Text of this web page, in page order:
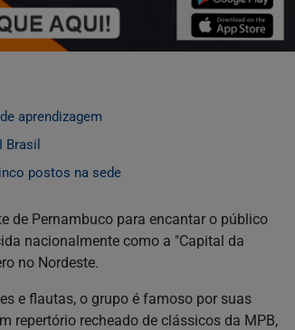
aprendizagem
postos na sede
de Pernambuco para encantar o público
nacionalmente como a "Capital da
no Nordeste.
e flautas, o grupo é famoso por suas
repertório recheado de clássicos da MPB,